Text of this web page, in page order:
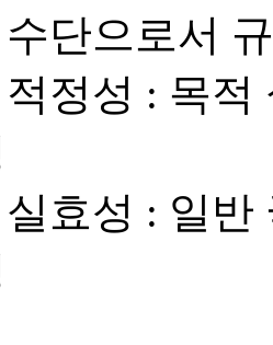
단으로서
정성 : 목
효성 : 일